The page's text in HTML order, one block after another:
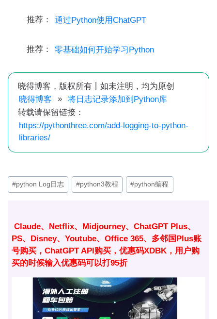
推荐： 通过Python使用ChatGPT
推荐： 零基础如何开始学习Python
晓得博客，版权所有丨如未注明，均为原创
晓得博客
»
将日志记录添加到Python库
转载请保留链接：
https://pythonthree.com/add-logging-to-python-
libraries/
文
章
#python Log日志 #python3教程 #python编程
Claude、Netflix、Midjourney、ChatGPT Plus、
PS、Disney、Youtube、Office 365、多邻国Plus账
号购买，ChatGPT API购买，优惠码XDBK，用户购
买的时候输入优惠码可以打95折